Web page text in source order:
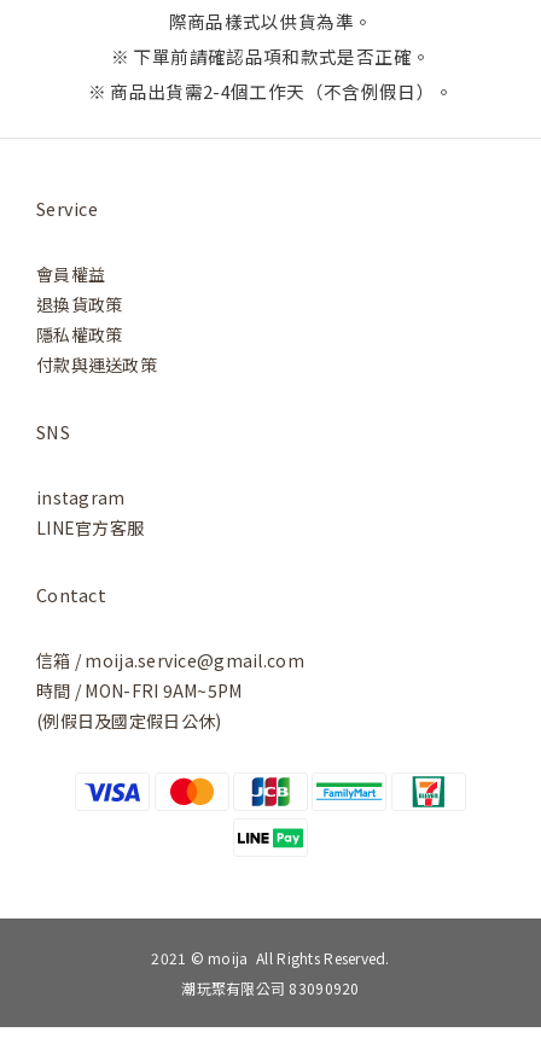
際商品樣式以供貨為準。
※ 下單前請確認品項和款式是否正確。
※ 商品出貨需2-4個工作天（不含例假日）。
Service
會員權益
退換貨政策
隱私權政策
付款與運送政策
SNS
instagram
LINE官方客服
Contact
信箱 / moija.service@gmail.com
時間 / MON-FRI 9AM~5PM
(例假日及國定假日公休)
2021 © moija All Rights Reserved.
潮玩聚有限公司 83090920